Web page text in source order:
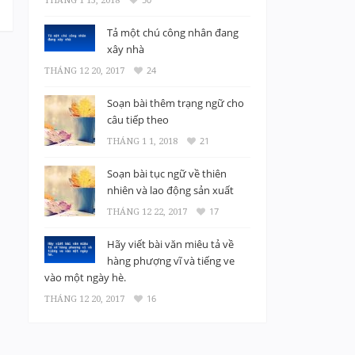
Tả một chú công nhân đang
xây nhà
THÁNG 12 20, 2017 24
Soạn bài thêm trạng ngữ cho
câu tiếp theo
THÁNG 1 1, 2018 21
Soạn bài tục ngữ về thiên
nhiên và lao động sản xuất
THÁNG 12 22, 2017 17
Hãy viết bài văn miêu tả về
hàng phượng vĩ và tiếng ve
vào một ngày hè.
THÁNG 12 20, 2017 16